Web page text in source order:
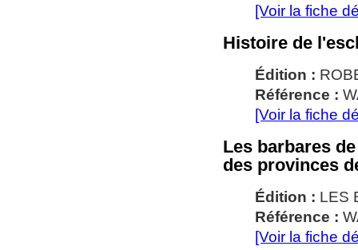
[Voir la fiche
Histoire de
Édition :
Référence :
[Voir la fiche
Les barbares
des provinces
Édition : LES
Référence :
[Voir la fiche